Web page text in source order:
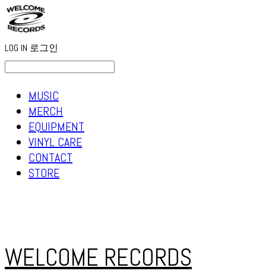
LOG IN 로그인
MUSIC
MERCH
EQUIPMENT
VINYL CARE
CONTACT
STORE
WELCOME RECORDS